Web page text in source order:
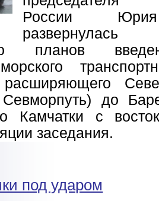
России
планов
расширяющего
до
Камчатки с
заседания.
под ударом